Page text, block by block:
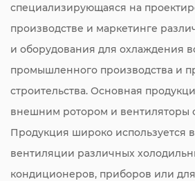
специализирующаяся на
производстве и маркетинге
и оборудования для охлаждения
промышленного производства и
строительства. Основная
внешним ротором и вентиляторы
Продукция широко используется
вентиляции различных
кондиционеров, приборов или